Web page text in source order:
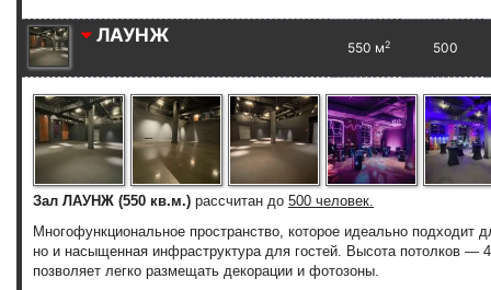
ЛАУНЖ
550 м2 500
Зал ЛАУНЖ (550 кв.м.) рассчитан до 500 человек.
Многофункциональное пространство, которое идеально подходит
но и насыщенная инфраструктура для гостей. Высота потолков —
позволяет легко размещать декорации и фотозоны.